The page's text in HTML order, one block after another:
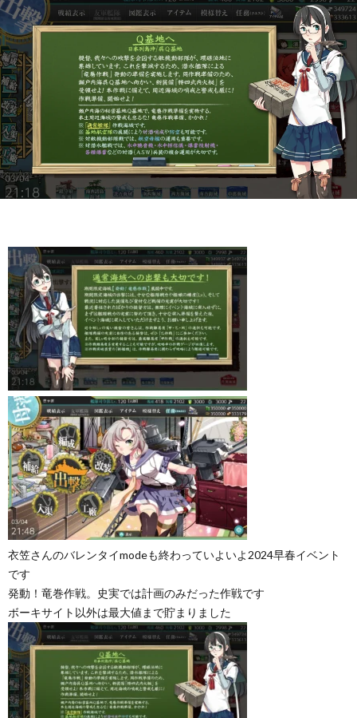
衣笠さんのバレンタイmodeも終わっていよいよ2024早春イベント
です
発動！竜巻作戦。史実では計画のみだった作戦です
ボーキサイト以外は最大値まで貯まりました